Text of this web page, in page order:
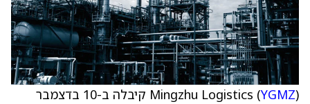
Mingzhu Logistics (YGMZ
) קיבלה ב-10 בדצמבר